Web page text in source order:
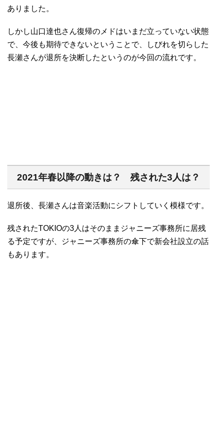
ありました。
しかし山口達也さん復帰のメドはいまだ立っていない状態
で、今後も期待できないということで、しびれを切らした
長瀬さんが退所を決断したというのが今回の流れです。
2021年春以降の動きは？ 残された3人は？
退所後、長瀬さんは音楽活動にシフトしていく模様です。
残されたTOKIOの3人はそのままジャニーズ事務所に居残
る予定ですが、ジャニーズ事務所の傘下で新会社設立の話
もあります。